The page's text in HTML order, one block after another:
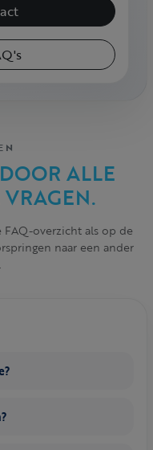
ALLE
overzicht als op de
naar een ander